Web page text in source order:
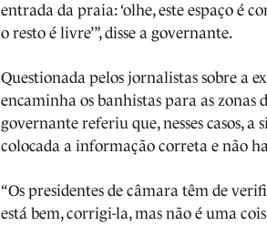
entrada da praia: ‘olhe, este espaço é
o resto é livre’”, disse a governante.
Questionada pelos jornalistas sobre a
encaminha os banhistas para as zonas
governante referiu que, nesses casos,
colocada a informação correta e não
“Os presidentes de câmara têm de
está bem, corrigi-la, mas não é uma